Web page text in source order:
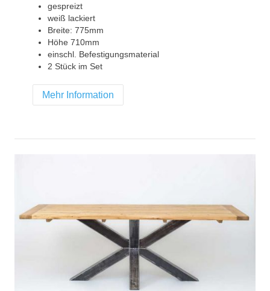
gespreizt
weiß lackiert
Breite: 775mm
Höhe 710mm
einschl. Befestigungsmaterial
2 Stück im Set
Mehr Information